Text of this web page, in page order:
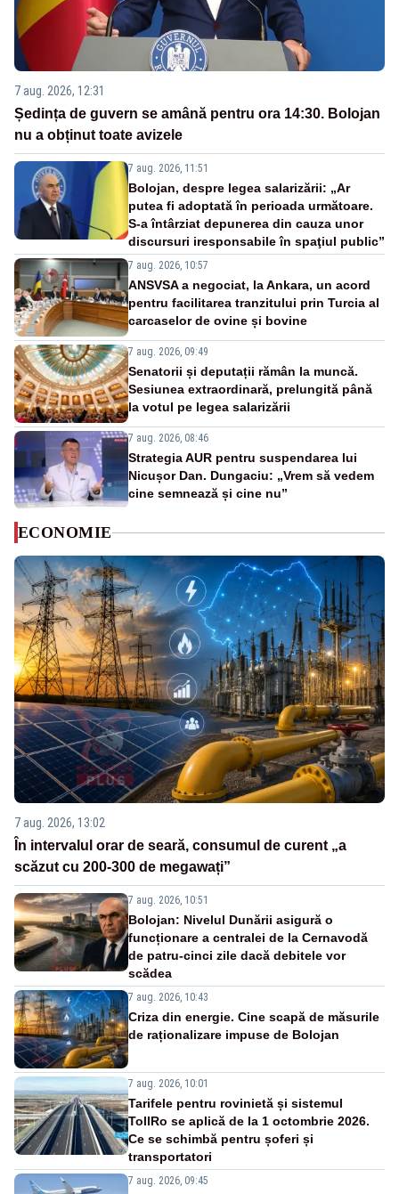
7 aug. 2026, 12:31
Ședința de guvern se amână pentru ora 14:30. Bolojan
nu a obținut toate avizele
7 aug. 2026, 11:51
Bolojan, despre legea salarizării: „Ar
putea fi adoptată în perioada următoare.
S-a întârziat depunerea din cauza unor
discursuri iresponsabile în spaţiul public”
7 aug. 2026, 10:57
ANSVSA a negociat, la Ankara, un acord
pentru facilitarea tranzitului prin Turcia al
carcaselor de ovine și bovine
7 aug. 2026, 09:49
Senatorii și deputații rămân la muncă.
Sesiunea extraordinară, prelungită până
la votul pe legea salarizării
7 aug. 2026, 08:46
Strategia AUR pentru suspendarea lui
Nicușor Dan. Dungaciu: „Vrem să vedem
cine semnează și cine nu”
ECONOMIE
7 aug. 2026, 13:02
În intervalul orar de seară, consumul de curent „a
scăzut cu 200-300 de megawați”
7 aug. 2026, 10:51
Bolojan: Nivelul Dunării asigură o
funcționare a centralei de la Cernavodă
de patru-cinci zile dacă debitele vor
scădea
7 aug. 2026, 10:43
Criza din energie. Cine scapă de măsurile
de raționalizare impuse de Bolojan
7 aug. 2026, 10:01
Tarifele pentru rovinietă și sistemul
TollRo se aplică de la 1 octombrie 2026.
Ce se schimbă pentru șoferi și
transportatori
7 aug. 2026, 09:45